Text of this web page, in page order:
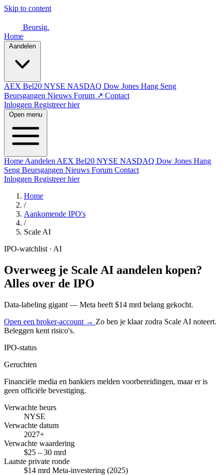
Skip to content
Beursig.
Home
AEX Bel20 NYSE NASDAQ Dow Jones Hang Seng
Beursgangen Nieuws Forum ↗ Contact
Inloggen Registreer hier
Open menu
Home Aandelen AEX Bel20 NYSE NASDAQ Dow Jones Hang
Seng Beursgangen Nieuws Forum Contact
Inloggen Registreer hier
Home
/
Aankomende IPO's
/
Scale AI
IPO-watchlist · AI
Overweeg je Scale AI aandelen kopen?
Alles over de IPO
Data-labeling gigant — Meta heeft $14 mrd belang gekocht.
Open een broker-account → Zo ben je klaar zodra Scale AI noteert.
Beleggen kent risico's.
IPO-status
Geruchten
Financiële media en bankiers melden voorbereidingen, maar er is
geen officiële bevestiging.
Verwachte beurs
NYSE
Verwachte datum
2027+
Verwachte waardering
$25 – 30 mrd
Laatste private ronde
$14 mrd Meta-investering (2025)